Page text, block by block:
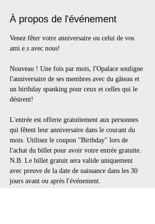
À propos de l'événement
Venez fêter votre anniversaire ou celui de vos
ami.e.s avec nous!
Nouveau ! Une fois par mois, l'Opalace souligne
l'anniversaire de ses membres avec du gâteau et
un birthday spanking pour ceux et celles qui le
désirent!
L'entrée est offerte gratuitement aux personnes
qui fêtent leur anniversaire dans le courant du
mois. Utilisez le coupon "Birthday" lors de
l'achat du billet pour avoir votre entrée gratuite.
N.B. Le billet gratuit sera valide uniquement
avec preuve de la date de naissance dans les 30
jours avant ou après l'événement.